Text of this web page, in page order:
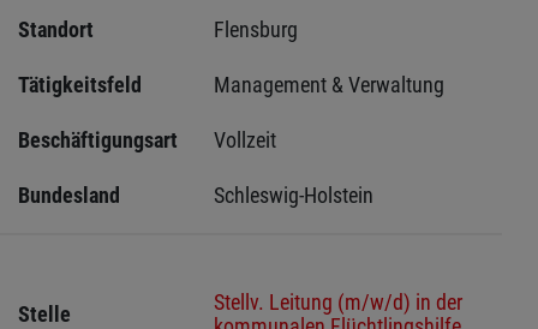
Standort
Flensburg
Tätigkeitsfeld Management & Verwaltung
Beschäftigungsart Vollzeit
Bundesland Schleswig-Holstein
Stelle
Stellv. Leitung (m/w/d) in der